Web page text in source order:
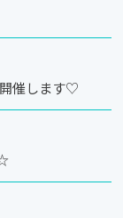
催します♡